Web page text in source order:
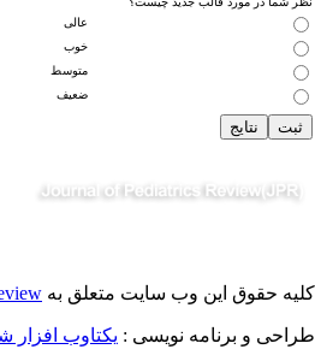
عالی
خوب
متوسط
ضعیف
کلیه حقوق این وب سایت متعلق به
طراحی و برنامه نویسی : یکتاوب افزار